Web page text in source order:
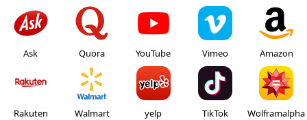
Ask Quora YouTube Vimeo Amazon
Rakuten Walmart yelp TikTok Wolframalpha